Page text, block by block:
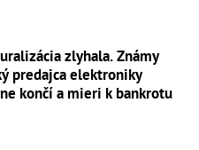
zlyhala. Známy
predajca elektroniky
končí a mieri k bankrotu